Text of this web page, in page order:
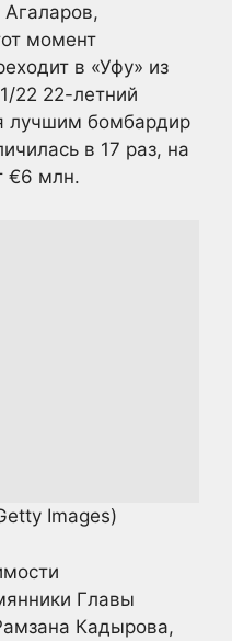
момент
в «Уфу» из
22 22-летний
лучшим бомбардир
в 17 раз, на
€6 млн.
Images)
Главы
Кадырова,